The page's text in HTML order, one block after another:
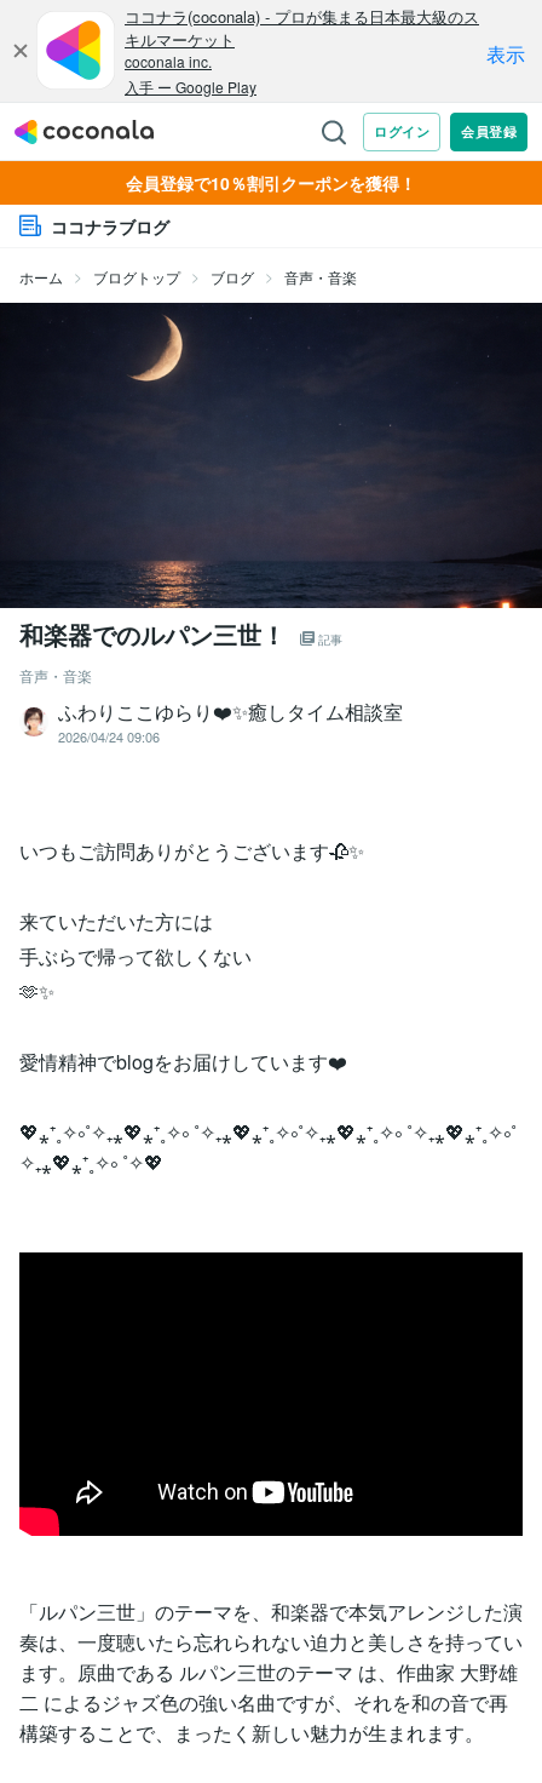
会員登録で10％割引クーポンを獲得！
ココナラブログ
ホーム ブログトップ ブログ 音声・音楽
和楽器でのルパン三世！ 記事
音声・音楽
ふわりここゆらり❤️✨癒しタイム相談室
2026/04/24 09:06
いつもご訪問ありがとうございます🥀✨
来ていただいた方には
手ぶらで帰って欲しくない
🫶✨
愛情精神でblogをお届けしています❤️
💖⁎⁺˳✧༚˚✧₊⁎💖⁎⁺˳✧༚ ˚✧₊⁎💖⁎⁺˳✧༚˚✧₊⁎💖⁎⁺˳✧༚ ˚✧₊⁎💖⁎⁺˳✧༚˚
✧₊⁎💖⁎⁺˳✧༚ ˚✧💖
「ルパン三世」のテーマを、和楽器で本気アレンジした演
奏は、一度聴いたら忘れられない迫力と美しさを持ってい
ます。原曲である ルパン三世のテーマ は、作曲家 大野雄
二 によるジャズ色の強い名曲ですが、それを和の音で再
構築することで、まったく新しい魅力が生まれます。